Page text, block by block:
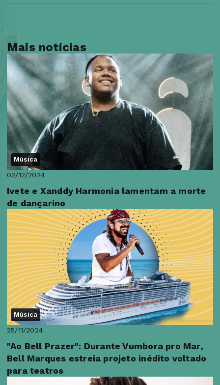
Mais notícias
Música
02/12/2024
Ivete e Xanddy Harmonia lamentam a morte
de dançarino
Música
25/11/2024
"Ao Bell Prazer": Durante Vumbora pro Mar,
Bell Marques estreia projeto inédito voltado
para teatros